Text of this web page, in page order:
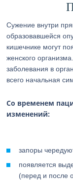
Сужение внутри
образовавшейся
кишечнике могут
женского
заболевания в
всего начальная
Со временем
изменений:
запоры
появляется
(перед и после